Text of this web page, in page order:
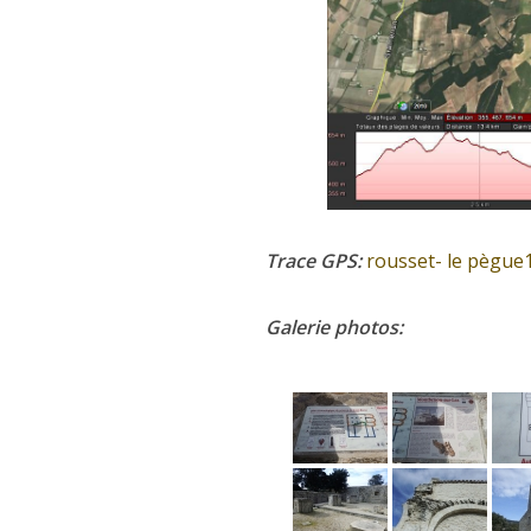
Trace GPS: rousset- le
Galerie photos: